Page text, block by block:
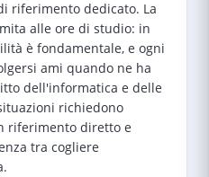
riferimento dedicato. La
alle ore di studio: in
è fondamentale, e ogni
ami quando ne ha
dell'informatica e delle
richiedono
riferimento diretto e
tra cogliere